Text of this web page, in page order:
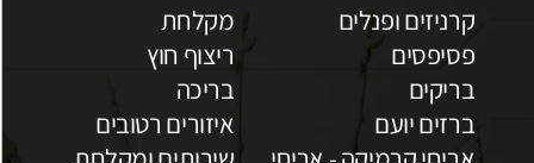
קרניזים ופנלים
פסיפסים
בריקים
ברזים יועם
מקלחת
ריצוף חוץ
בריכה
איזורים רטובים